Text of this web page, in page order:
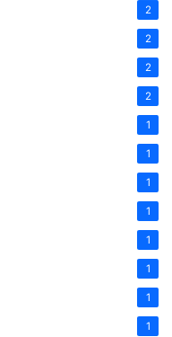
2
2
2
2
1
1
1
1
1
1
1
1